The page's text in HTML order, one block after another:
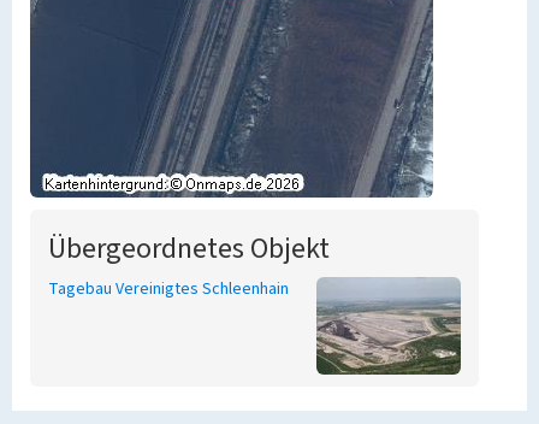
Übergeordnetes Objekt
Tagebau Vereinigtes Schleenhain